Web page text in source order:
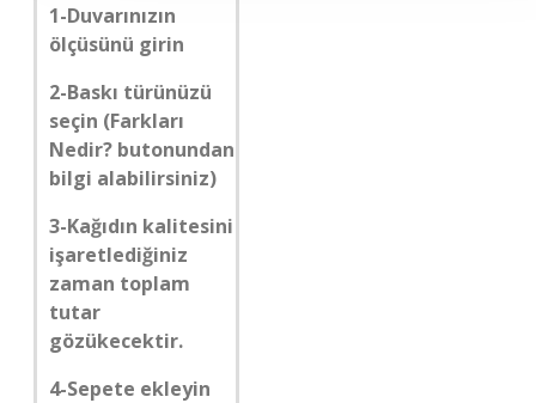
1-Duvarınızın
ölçüsünü girin
2-Baskı türünüzü
seçin (Farkları
Nedir? butonundan
bilgi alabilirsiniz)
3-Kağıdın kalitesini
işaretlediğiniz
zaman toplam
tutar
gözükecektir.
4-Sepete ekleyin